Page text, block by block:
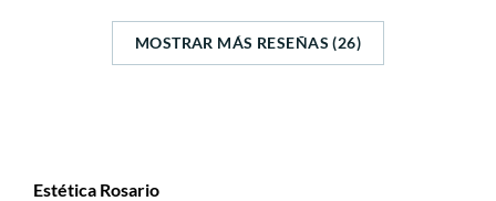
MOSTRAR MÁS RESEÑAS (26)
Estética Rosario